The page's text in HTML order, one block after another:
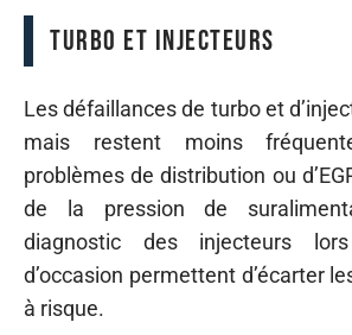
Turbo et injecteurs
Les défaillances de turbo et
mais restent moins
problèmes de distribution ou
de la pression de
diagnostic des injecteurs
d’occasion permettent d’écarter
à risque.